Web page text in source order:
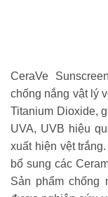
CeraVe
chống nắng vật lý
Titanium Dioxide,
UVA, UVB hiệu
xuất hiện vệt
bổ sung các
Sản phẩm chống